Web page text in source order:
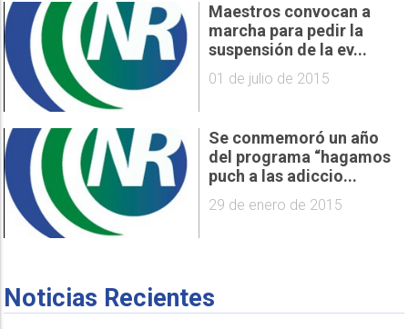
Maestros convocan a
marcha para pedir la
suspensión de la ev...
01 de julio de 2015
Se conmemoró un año
del programa “hagamos
puch a las adiccio...
29 de enero de 2015
Noticias Recientes